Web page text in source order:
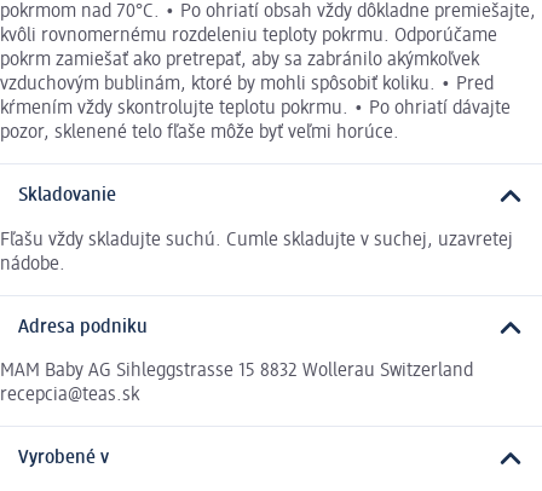
pokrmom nad 70°C. • Po ohriatí obsah vždy dôkladne premiešajte,
kvôli rovnomernému rozdeleniu teploty pokrmu. Odporúčame
pokrm zamiešať ako pretrepať, aby sa zabránilo akýmkoľvek
vzduchovým bublinám, ktoré by mohli spôsobiť koliku. • Pred
kŕmením vždy skontrolujte teplotu pokrmu. • Po ohriatí dávajte
pozor, sklenené telo fľaše môže byť veľmi horúce.
Skladovanie
Fľašu vždy skladujte suchú. Cumle skladujte v suchej, uzavretej
nádobe.
Adresa podniku
MAM Baby AG Sihleggstrasse 15 8832 Wollerau Switzerland
recepcia@teas.sk
Vyrobené v